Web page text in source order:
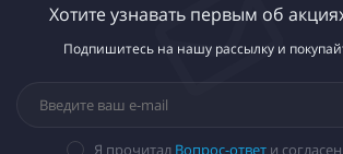
Хотите узнавать первым об
Подпишитесь на нашу рассылку и
Я прочитал Вопрос-ответи